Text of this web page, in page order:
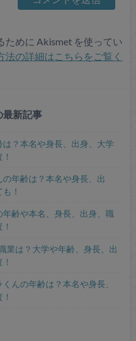
ために Akismet を使ってい
法の詳細はこちらをご覧く
最新記事
は？本名や身長、出身、大学
の年齢は？本名や身長、出
！
齢や本名、身長、出身、職
業は？大学や年齢、身長、出
んの年齢は？本名や身長、